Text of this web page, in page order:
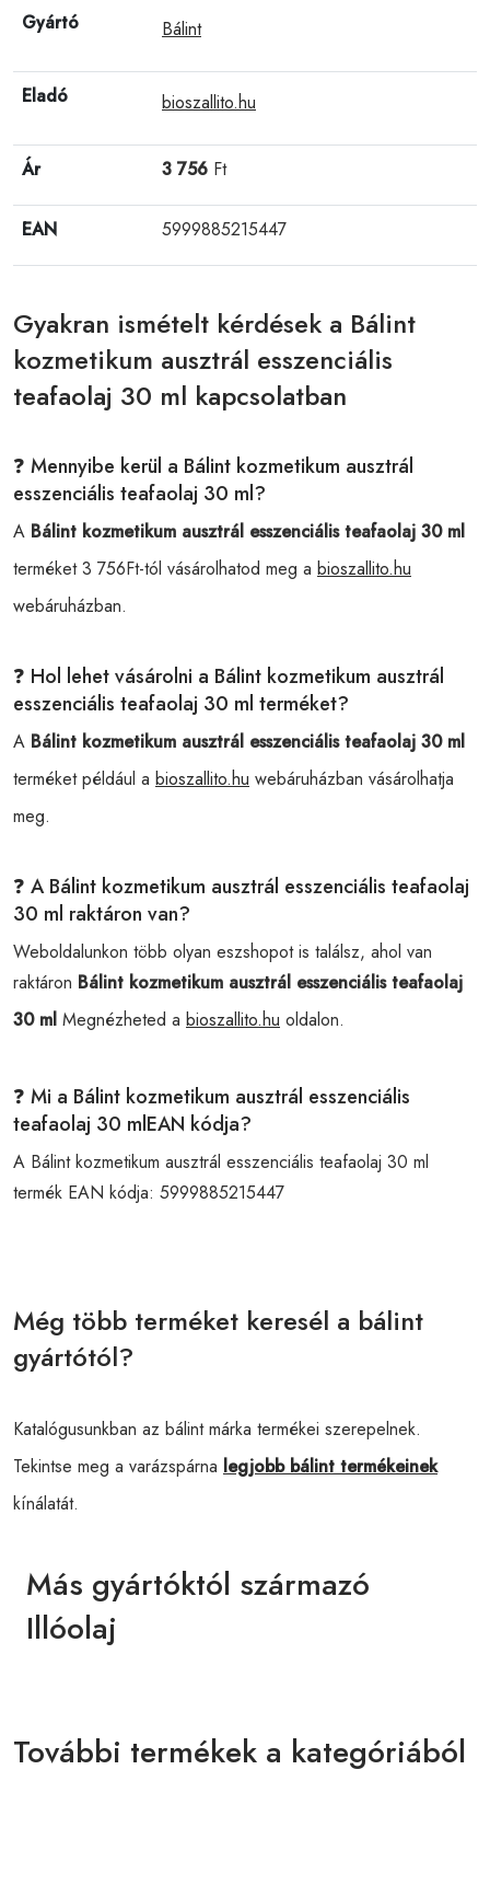
Gyártó Bálint
Eladó bioszallito.hu
Ár 3 756 Ft
EAN 5999885215447
Gyakran ismételt kérdések a Bálint
kozmetikum ausztrál esszenciális
teafaolaj 30 ml kapcsolatban
❓ Mennyibe kerül a Bálint kozmetikum ausztrál
esszenciális teafaolaj 30 ml?
A Bálint kozmetikum ausztrál esszenciális teafaolaj 30 ml
terméket 3 756Ft-tól vásárolhatod meg a bioszallito.hu
webáruházban.
❓ Hol lehet vásárolni a Bálint kozmetikum ausztrál
esszenciális teafaolaj 30 ml terméket?
A Bálint kozmetikum ausztrál esszenciális teafaolaj 30 ml
terméket például a bioszallito.hu webáruházban vásárolhatja
meg.
❓ A Bálint kozmetikum ausztrál esszenciális teafaolaj
30 ml raktáron van?
Weboldalunkon több olyan eszshopot is találsz, ahol van
raktáron Bálint kozmetikum ausztrál esszenciális teafaolaj
30 ml Megnézheted a bioszallito.hu oldalon.
❓ Mi a Bálint kozmetikum ausztrál esszenciális
teafaolaj 30 mlEAN kódja?
A Bálint kozmetikum ausztrál esszenciális teafaolaj 30 ml
termék EAN kódja: 5999885215447
Még több terméket keresél a bálint
gyártótól?
Katalógusunkban az bálint márka termékei szerepelnek.
Tekintse meg a varázspárna legjobb bálint termékeinek
kínálatát.
Más gyártóktól származó
Illóolaj
További termékek a kategóriából